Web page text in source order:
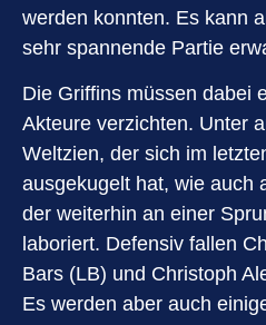
werden konnten. Es kann
sehr spannende Partie
Die Griffins müssen dabei
Akteure verzichten. Unter
Weltzien, der sich im
ausgekugelt hat, wie auch
der weiterhin an einer
laboriert. Defensiv fallen
Bars (LB) und Christoph
Es werden aber auch